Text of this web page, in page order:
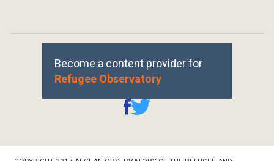
Become a content provider for
Refugee Observatory